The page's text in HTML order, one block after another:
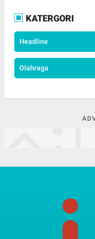
KATERGORI
Headline
Olahraga